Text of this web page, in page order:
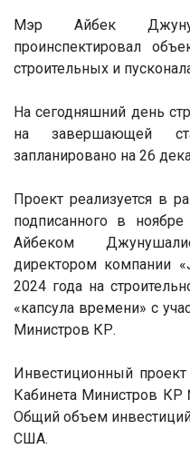
Мэр Айбек
проинспектировал
строительных и
На сегодняшний день
на завершающей
запланировано на 26
Проект реализуется в
подписанного в
Айбеком
директором компании
2024 года на
«капсула времени» с
Министров КР.
Инвестиционный
Кабинета Министров КР
Общий объем
США.